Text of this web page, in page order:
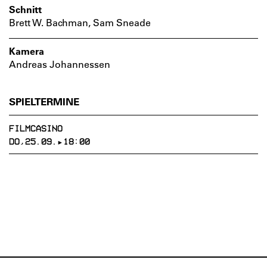
Schnitt
Brett W. Bachman, Sam Sneade
Kamera
Andreas Johannessen
SPIELTERMINE
FILMCASINO
DO,25.09.▸18:00